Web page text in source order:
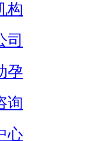
构
司
孕
询
心